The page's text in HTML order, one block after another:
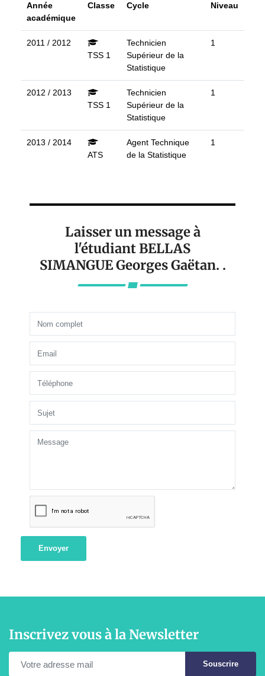
Année
académique
Classe Cycle Niveau
2011 / 2012
TSS 1
Technicien
Supérieur de la
Statistique
1
2012 / 2013
TSS 1
Technicien
Supérieur de la
Statistique
1
2013 / 2014
ATS
Agent Technique
de la Statistique
1
Laisser un message à
l'étudiant BELLAS
SIMANGUE Georges Gaëtan. .
Envoyer
Inscrivez vous à la Newsletter
Souscrire